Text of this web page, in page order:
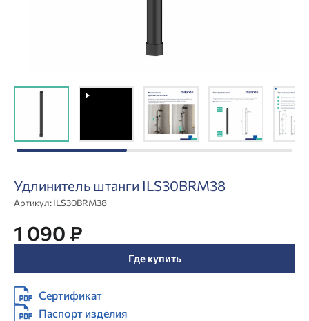
Удлинитель штанги ILS30BRM38
Артикул:ILS30BRM38
1 090 ₽
Где купить
Сертификат
Паспорт изделия